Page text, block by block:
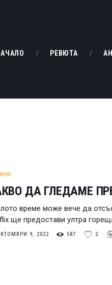
РЕВЮТА
РЕВЮТА
БАХТИ
ДА ГЛЕДАМЕ
време може вече да
ще предостави ултра
9, 2022 587 2